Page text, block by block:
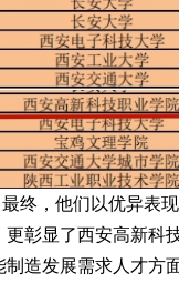
最终，他们以优异表
更彰显了西安高新科
制造发展需求人才方